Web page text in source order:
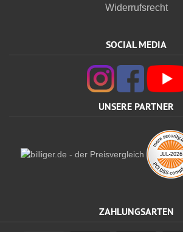
Widerrufsrecht
SOCIAL MEDIA
UNSERE PARTNER
ZAHLUNGSARTEN